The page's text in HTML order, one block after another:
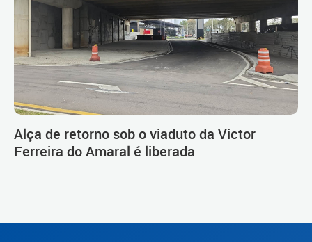
Alça de retorno sob o viaduto da Victor
Ferreira do Amaral é liberada